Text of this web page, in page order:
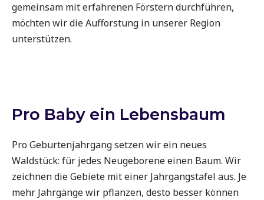
gemeinsam mit erfahrenen Förstern durchführen,
möchten wir die Aufforstung in unserer Region
unterstützen.
Pro Baby ein Lebensbaum
Pro Geburtenjahrgang setzen wir ein neues
Waldstück: für jedes Neugeborene einen Baum. Wir
zeichnen die Gebiete mit einer Jahrgangstafel aus. Je
mehr Jahrgänge wir pflanzen, desto besser können